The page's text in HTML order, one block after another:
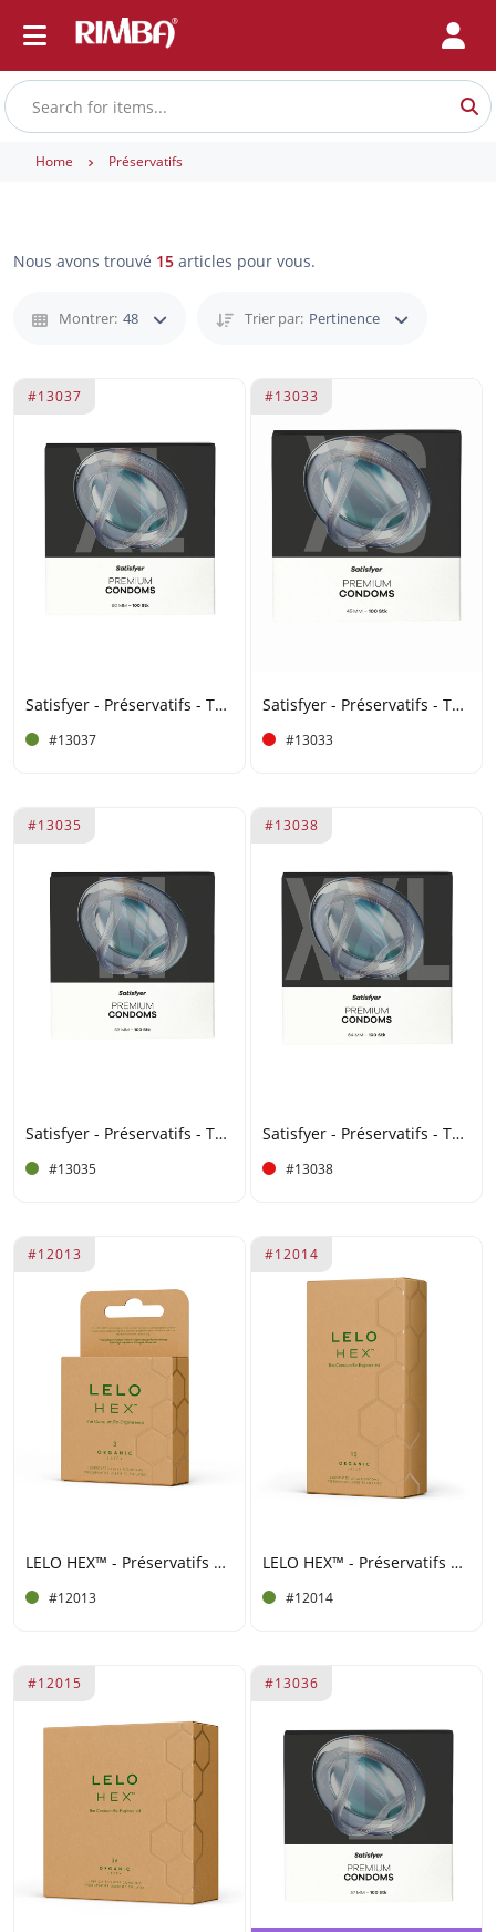
Home Préservatifs
Nous avons trouvé 15 articles pour vous.
Montrer: 48 Trier par: Pertinence
#13037
Satisfyer - Préservatifs - Taille 60 (XL) - 100 unités
#13037
#13033
Satisfyer - Préservatifs - Taille 45 (XS) - 100 unités
#13033
#13035
Satisfyer - Préservatifs - Taille 53 (M) - 100 unités
#13035
#13038
Satisfyer - Préservatifs - Taille 64 (XXL) - 100 unités
#13038
#12013
LELO HEX™ - Préservatifs Organic (lot de 3)
#12013
#12014
LELO HEX™ - Préservatifs Organic (lot de 12)
#12014
#12015 #13036